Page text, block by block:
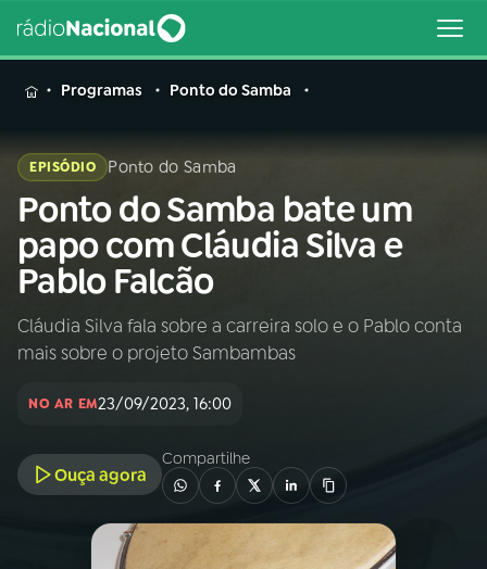
MENU
Buscar
na
Rádio
Nacional
Buscar
AO VIVO
INÍCIO
A RÁDIO
PROGRAMAÇÃO
Programas Ponto do Samba
EPISÓDIO Ponto do Samba
Ponto do Samba bate um
papo com Cláudia Silva e
Pablo Falcão
Cláudia Silva fala sobre a carreira solo e o Pablo conta
mais sobre o projeto Sambambas
NO AR EM23/09/2023, 16:00
Ouça agora
Compartilhe